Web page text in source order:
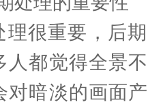
重要，后期
人都觉得全景
对暗淡的画面